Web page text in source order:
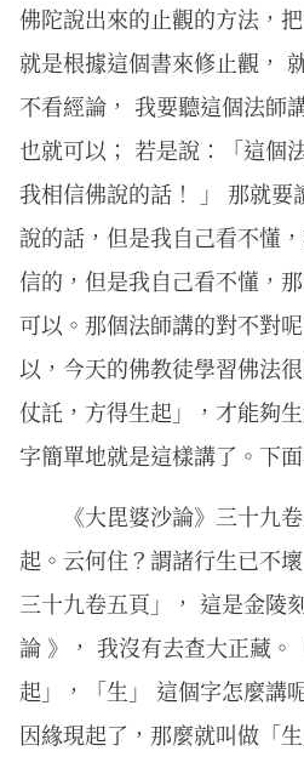
佛陀說出來的止觀的方法，
就是根據這個書來修止觀，
不看經論， 我要聽這個法師
也就可以； 若是說：「這個
我相信佛說的話！ 」 那就要
說的話，但是我自己看不懂
信的，但是我自己看不懂，
可以。那個法師講的對不對
以，今天的佛教徒學習佛法
仗託，方得生起」，才能夠
字簡單地就是這樣講了。下
《大毘婆沙論》三十九
起。云何住？謂諸行生已不
三十九卷五頁」， 這是金陵
論 》， 我沒有去查大正藏。
起」，「生」 這個字怎麼講
因緣現起了，那麼就叫做「